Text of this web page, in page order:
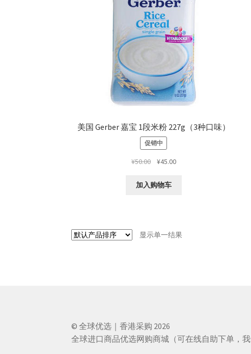
美国 Gerber 嘉宝 1段米粉 227g（3种口味）
促销中
¥50.00
原
为：
¥45.00当
加入购物车
显示单一结果
© 全球优选｜香港采购 2026
全球进口商品优选网购商城（可在线自助下单，